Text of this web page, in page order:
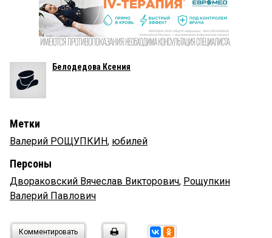
Белодедова Ксения
Метки
Валерий РОЩУПКИН, юбилей
Персоны
Двораковский Вячеслав Викторович, Рощупкин
Валерий Павлович
Комментировать